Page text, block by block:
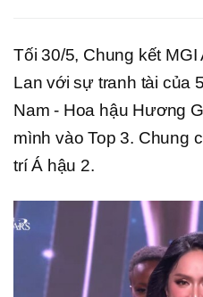
Tối 30/5, Chung kết MGI
Lan với sự tranh tài của
Nam - Hoa hậu Hương
mình vào Top 3. Chung
trí Á hậu 2.